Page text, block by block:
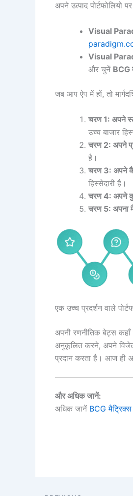
अपने उत्पाद पोर्टफोलियो
Visual
Visual
और चुनें BCG
जब आप ऐप में हों, तो
चरण 1: अपने
उच्च बाजार
चरण 2: अपने
है।
चरण 3: अपने
हिस्सेदारी है।
चरण 4: अपने
चरण 5: अपना
एक उच्च प्रदर्शन वाले
अपनी रणनीतिक बेट्स
अनुकूलित करने, अपने
प्रदान करता है। आज ही
और अधिक जानें:
अधिक जानें BCG